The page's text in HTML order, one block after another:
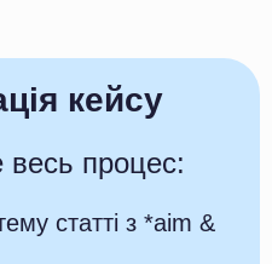
кейсу
процес:
статті з *aim &